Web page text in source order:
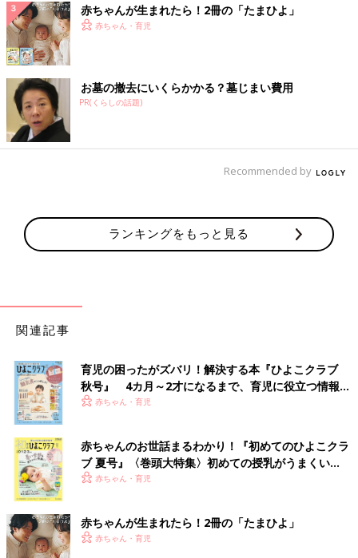
赤ちゃんが生まれたら！2冊の「たまひよ」
赤ちゃん・育児
お墓の撤去にいくらかかる？墓じまい費用
PR(くらしの話題)
Recommended by
ランキングをもっと見る
関連記事
育児の困ったがズバリ！解決する本『ひよこクラブ
秋号』 4カ月～2才になるまで、育児に役立つ情報が
いっぱい！
赤ちゃん・育児
赤ちゃんのお世話まるわかり！『初めてのひよこクラ
ブ 夏号』〈巻頭大特集〉初めての授乳がうまくい
く！ おっぱい・ミルクの基本と夏のトラブル 解決テ
赤ちゃん・育児
赤ちゃんが生まれたら！2冊の「たまひよ」
赤ちゃん・育児